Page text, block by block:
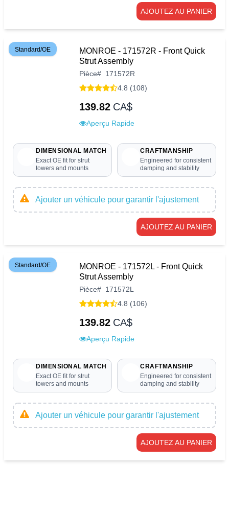
AJOUTEZ AU PANIER
Standard/OE
MONROE - 171572R - Front Quick
Strut Assembly
Pièce# 171572R
4.8 (108)
139.82 CA$
Aperçu Rapide
DIMENSIONAL MATCH
Exact OE fit for strut
towers and mounts
CRAFTMANSHIP
Engineered for consistent
damping and stability
Ajouter un véhicule pour garantir l'ajustement
AJOUTEZ AU PANIER
Standard/OE
MONROE - 171572L - Front Quick
Strut Assembly
Pièce# 171572L
4.8 (106)
139.82 CA$
Aperçu Rapide
DIMENSIONAL MATCH
Exact OE fit for strut
towers and mounts
CRAFTMANSHIP
Engineered for consistent
damping and stability
Ajouter un véhicule pour garantir l'ajustement
AJOUTEZ AU PANIER